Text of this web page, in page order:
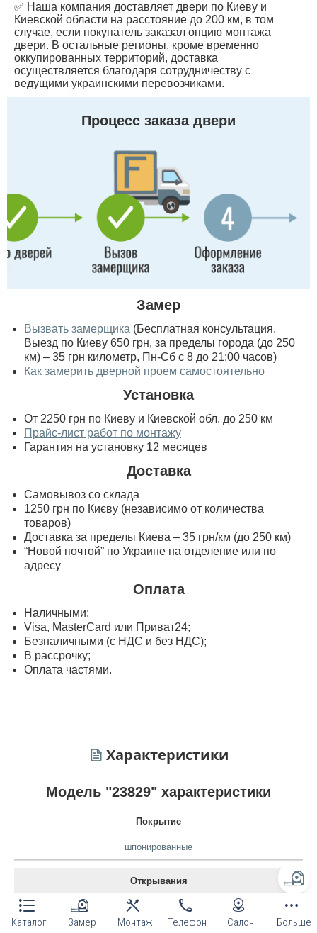
Каталог Замер Монтаж Телефон Салон Больше
✅ Наша компания доставляет двери по Киеву и
Киевской области на расстояние до 200 км, в том
случае, если покупатель заказал опцию монтажа
двери. В остальные регионы, кроме временно
оккупированных территорий, доставка
осуществляется благодаря сотрудничеству с
ведущими украинскими перевозчиками.
Процесс заказа двери
Замер
Вызвать замерщика (Бесплатная консультация.
Выезд по Киеву 650 грн, за пределы города (до 250
км) – 35 грн километр, Пн-Сб с 8 до 21:00 часов)
Как замерить дверной проем самостоятельно
Установка
От 2250 грн по Киеву и Киевской обл. до 250 км
Прайс-лист работ по монтажу
Гарантия на установку 12 месяцев
Доставка
Самовывоз со склада
1250 грн по Києву (независимо от количества
товаров)
Доставка за пределы Киева – 35 грн/км (до 250 км)
“Новой почтой” по Украине на отделение или по
адресу
Оплата
Наличными;
Visa, MasterСard или Приват24;
Безналичными (с НДС и без НДС);
В рассрочку;
Оплата частями.
Характеристики
Модель "23829" характеристики
Покрытие
шпонированные
Открывания